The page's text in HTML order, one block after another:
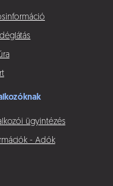
ügyintézés
- Adók